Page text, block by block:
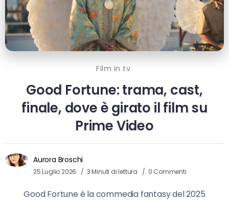
Film in tv
Good Fortune: trama, cast,
finale, dove è girato il film su
Prime Video
Aurora Broschi
25 Luglio 2026 3 Minuti di lettura 0 Commenti
Good Fortune è la commedia fantasy del 2025